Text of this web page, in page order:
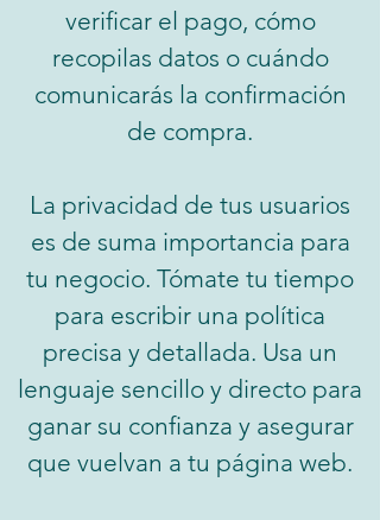
verificar el pago, cómo
recopilas datos o cuándo
comunicarás la confirmación
de compra.
La privacidad de tus usuarios
es de suma importancia para
tu negocio. Tómate tu tiempo
para escribir una política
precisa y detallada. Usa un
lenguaje sencillo y directo para
ganar su confianza y asegurar
que vuelvan a tu página web.